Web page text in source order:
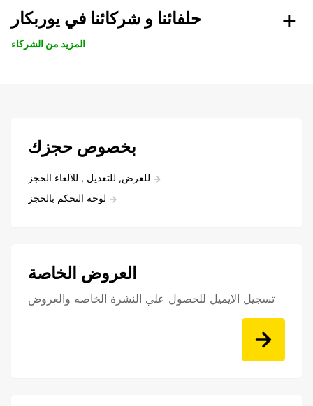
حلفائنا و شركائنا في يوربكار
المزيد من الشركاء
بخصوص حجزك
للعرض, للتعديل , للالغاء الحجز
لوحه التحكم بالحجز
العروض الخاصة
تسجيل الايميل للحصول علي النشرة الخاصه والعروض